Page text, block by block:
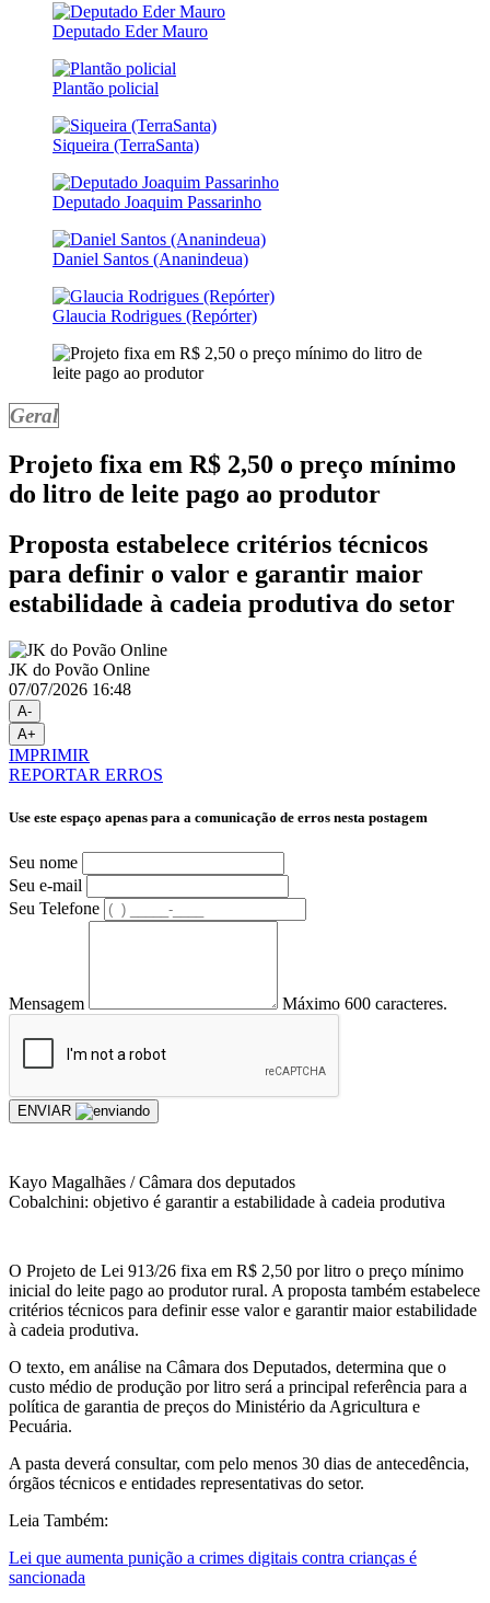
Deputado Eder Mauro
Plantão policial
Siqueira (TerraSanta)
Deputado Joaquim Passarinho
Daniel Santos (Ananindeua)
Glaucia Rodrigues (Repórter)
Geral
Projeto fixa em R$ 2,50 o preço mínimo
do litro de leite pago ao produtor
Proposta estabelece critérios técnicos
para definir o valor e garantir maior
estabilidade à cadeia produtiva do setor
JK do Povão Online
07/07/2026 16:48
A-
A+
IMPRIMIR
REPORTAR ERROS
Use este espaço apenas para a comunicação de erros nesta postagem
Seu nome
Seu e-mail
Seu Telefone
Mensagem Máximo 600 caracteres.
ENVIAR
Kayo Magalhães / Câmara dos deputados
Cobalchini: objetivo é garantir a estabilidade à cadeia produtiva
O Projeto de Lei 913/26 fixa em R$ 2,50 por litro o preço mínimo
inicial do leite pago ao produtor rural. A proposta também estabelece
critérios técnicos para definir esse valor e garantir maior estabilidade
à cadeia produtiva.
O texto, em análise na Câmara dos Deputados, determina que o
custo médio de produção por litro será a principal referência para a
política de garantia de preços do Ministério da Agricultura e
Pecuária.
A pasta deverá consultar, com pelo menos 30 dias de antecedência,
órgãos técnicos e entidades representativas do setor.
Leia Também:
Lei que aumenta punição a crimes digitais contra crianças é
sancionada